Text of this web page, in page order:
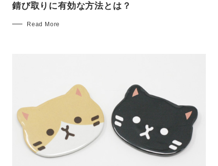
錆び取りに有効な方法とは？
Read More